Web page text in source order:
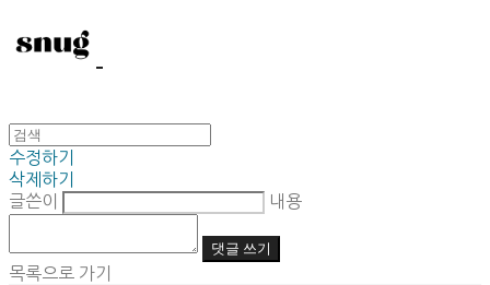
수정하기
삭제하기
글쓴이
내용
댓글 쓰기
목록으로 가기